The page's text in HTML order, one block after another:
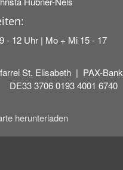
- 12 Uhr | Mo + Mi 15 - 17
St. Elisabeth | PAX-Bank
3706 0193 4001 6740
herunterladen